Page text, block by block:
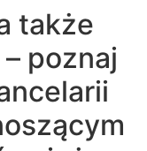
także
poznaj